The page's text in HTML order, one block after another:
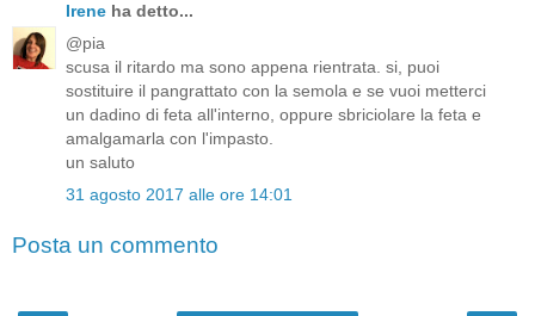
Irene ha detto...
@pia
scusa il ritardo ma sono appena rientrata. si, puoi
sostituire il pangrattato con la semola e se vuoi metterci
un dadino di feta all'interno, oppure sbriciolare la feta e
amalgamarla con l'impasto.
un saluto
31 agosto 2017 alle ore 14:01
Posta un commento